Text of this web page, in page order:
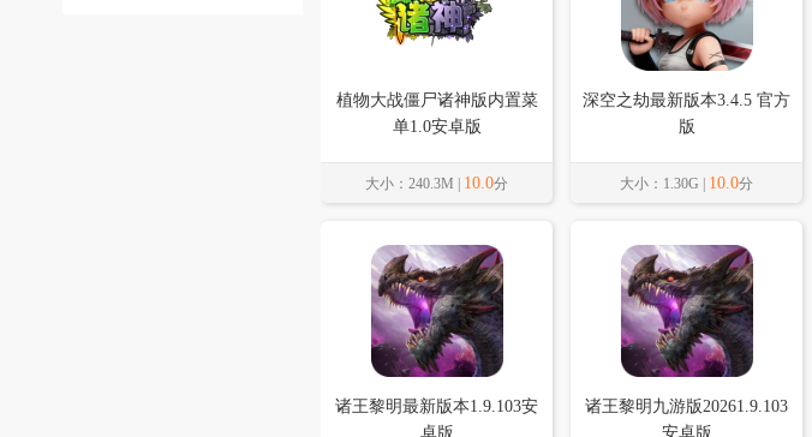
植物大战僵尸诸神版内置菜
单1.0安卓版
大小：240.3M | 10.0分
深空之劫最新版本3.4.5 官方
版
大小：1.30G | 10.0分
诸王黎明最新版本1.9.103安
卓版
诸王黎明九游版20261.9.103
安卓版